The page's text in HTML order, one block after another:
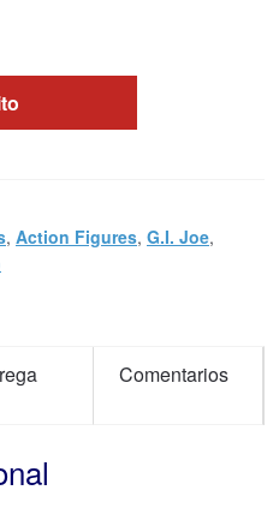
, Action Figures, G.I. Joe,
Comentarios